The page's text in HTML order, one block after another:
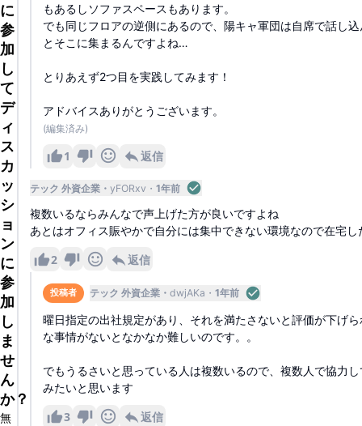
に
参
加
し
て
デ
ィ
ス
カ
ッ
シ
ョ
ン
に
参
加
し
ま
せ
ん
か？
無
もあるしソファスペースもあります。
でも同じフロアの逆側にあるので、陽キャ軍団は自席で話し
とそこに集まるんですよね…
とりあえず2つ目を実践してみます！
アドバイスありがとうございます。
(編集済み)
1 返信
テック 外資企業 yFORxv 1年前
複数いるならみんなで声上げた方が良いですよね
あとはオフィス賑やかで自分には集中できない環境なので在宅
2 返信
投稿者 テック 外資企業 dwjAKa 1年前
曜日指定の出社規定があり、それを満たさないと評価が下げ
な事情がないとなかなか難しいのです。。
でもうるさいと思っている人は複数いるので、複数人で協力
みたいと思います
3 返信